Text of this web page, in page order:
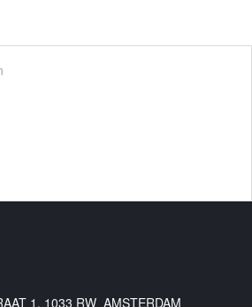
1, 1033 RW AMSTERDAM